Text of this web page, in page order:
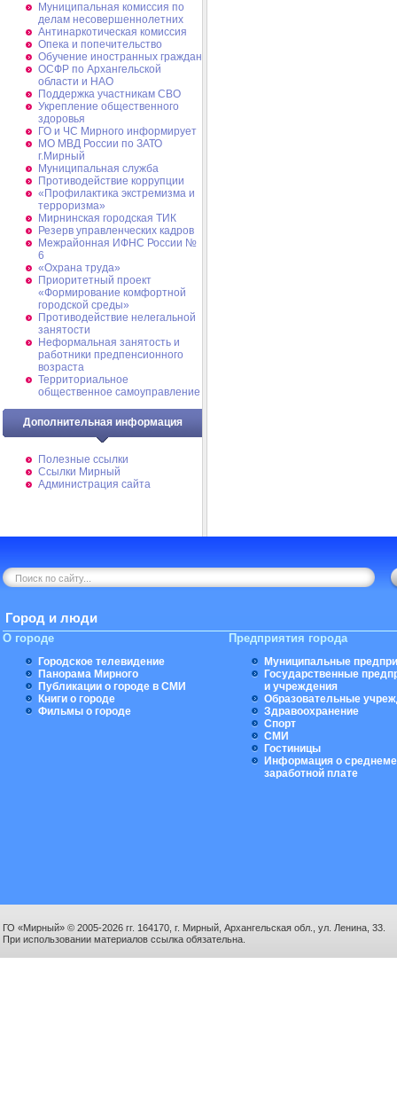
Муниципальная комиссия по
делам несовершеннолетних
Антинаркотическая комиссия
Опека и попечительство
Обучение иностранных граждан
ОСФР по Архангельской
области и НАО
Поддержка участникам СВО
Укрепление общественного
здоровья
ГО и ЧС Мирного информирует
МО МВД России по ЗАТО
г.Мирный
Муниципальная cлужба
Противодействие коррупции
«Профилактика экстремизма и
терроризма»
Мирнинская городская ТИК
Резерв управленческих кадров
Межрайонная ИФНС России №
6
«Охрана труда»
Приоритетный проект
«Формирование комфортной
городской среды»
Противодействие нелегальной
занятости
Неформальная занятость и
работники предпенсионного
возраста
Территориальное
общественное самоуправление
Дополнительная информация
Полезные ссылки
Ссылки Мирный
Администрация сайта
Город и люди
О городе
Городское телевидение
Панорама Мирного
Публикации о городе в СМИ
Книги о городе
Фильмы о городе
Предприятия города
Муниципальные
Государственные
и учреждения
Образовательные
Здравоохранение
Спорт
СМИ
Гостиницы
Информация о
заработной плате
ГО «Мирный» © 2005-2026 гг. 164170, г. Мирный, Архангельская обл., ул. Ленина, 33.
При использовании материалов ссылка обязательна.